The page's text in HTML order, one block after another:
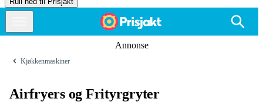
Annonse
Kjøkkenmaskiner
Airfryers og Frityrgryter